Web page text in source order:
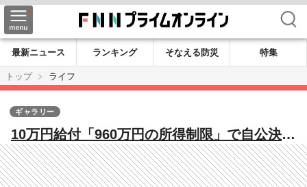
検索
最新ニュース ランキング そなえる防災
特集
トップ
ライフ
10万円給付「960万円の所得制限」で自公決着
も…半分はクーポン支給に子育て世帯から賛
否の声
ギャラリー